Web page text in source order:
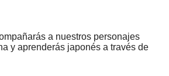
a nuestros personajes
y aprenderás japonés a través de